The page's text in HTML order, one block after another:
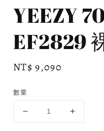
YEEZY
EF2829
Regular
NT$ 9,090
數量